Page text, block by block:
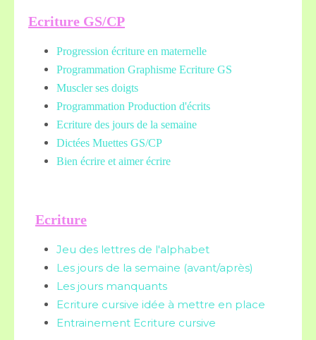
Ecriture GS/CP
Progression écriture en maternelle
Programmation Graphisme Ecriture GS
Muscler ses doigts
Programmation Production d'écrits
Ecriture des jours de la semaine
Dictées Muettes GS/CP
Bien écrire et aimer écrire
Ecriture
Jeu des lettres de l'alphabet
Les jours de la semaine (avant/après)
Les jours manquants
Ecriture cursive idée à mettre en place
Entrainement Ecriture cursive